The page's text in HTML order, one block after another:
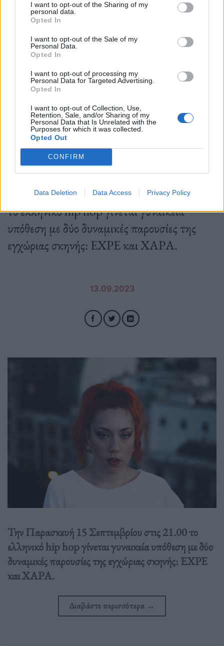
I want to opt-out of the Sharing of my
personal data.
Opted In
I want to opt-out of the Sale of my
Personal Data.
Opted In
I want to opt-out of processing my
Personal Data for Targeted Advertising.
Opted In
I want to opt-out of Collection, Use,
Retention, Sale, and/or Sharing of my
Personal Data that Is Unrelated with the
Purposes for which it was collected.
Opted Out
CONFIRM
Data Deletion Data Access Privacy Policy
άλμπουμ,Μουσική
Music Escapades στο Σταύρος Νιάρχος. EXPE και ΧΑΡΑ
με ελεύθερη είσοδο
Την Παρασκευή 15 Σεπτεμβρίου στις 21.00
το ελληνικό hip hop γίνεται γυναικεία
υπόθεση με δύο δυναμικές παρουσίες της
εγχώριας σκηνής: EXPE και ΧΑΡΑ.
13.09.2023
Την Παρασκευή 15 Σεπτεμβρίου στις 21.00 το
ελληνικό hip hop γίνεται γυναικεία υπόθεση με δύο
δυναμικές παρουσίες της εγχώριας σκηνής: EXPE
και ΧΑΡΑ.
Διαβάστε περισσότερα →